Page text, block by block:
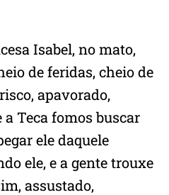
Isabel, no mato,
de feridas, cheio de
apavorado,
a Teca fomos buscar
ele daquele
ele, e a gente trouxe
assustado,